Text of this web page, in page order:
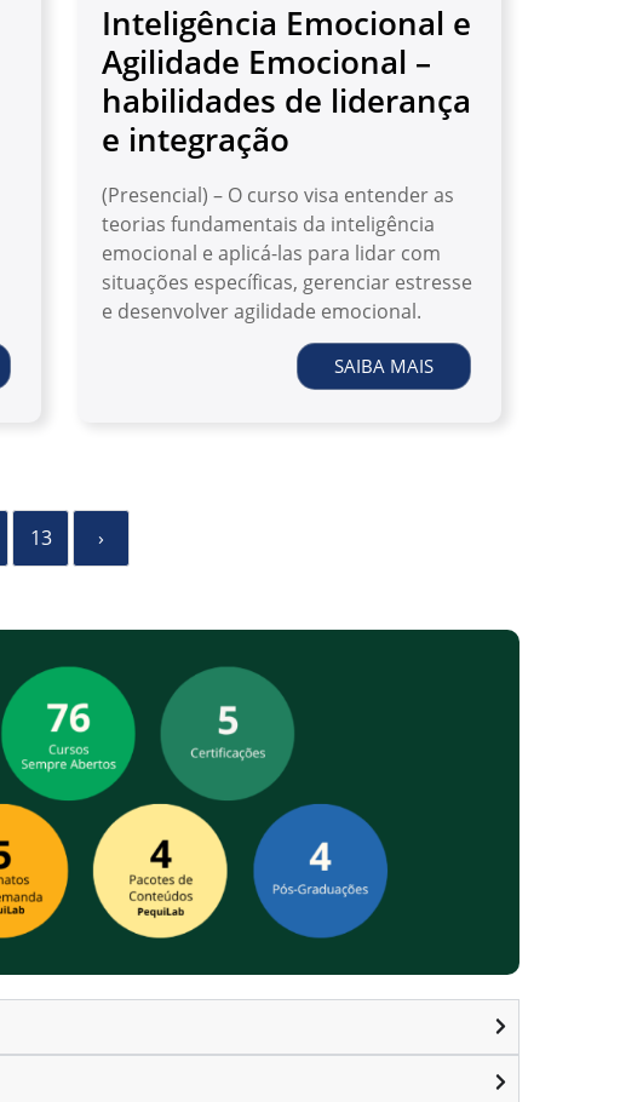
Inteligência Emocional e
Agilidade Emocional –
habilidades de liderança
e integração
(Presencial) – O curso visa entender as
teorias fundamentais da inteligência
emocional e aplicá-las para lidar com
situações específicas, gerenciar estresse
e desenvolver agilidade emocional.
SAIBA MAIS
13 ›